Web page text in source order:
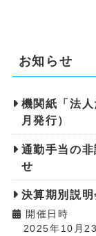
お知らせ
機関紙「法
月発行）
通勤手当の
せ
決算期別説
開催日時
2025年10月23